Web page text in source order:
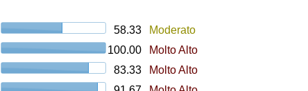
58.33
Moderato
100.00
Molto Alto
83.33
Molto Alto